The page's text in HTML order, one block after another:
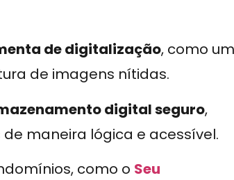
de digitalização, como um
de imagens nítidas.
digital seguro,
maneira lógica e acessível.
como o Seu